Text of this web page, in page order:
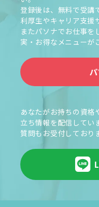
登録後は、無料で受講
利厚生やキャリア支援
またパソナでお仕事を
実・お得なメニューが
あなたがお持ちの資格
立ち情報を配信してい
質問もお受付しており